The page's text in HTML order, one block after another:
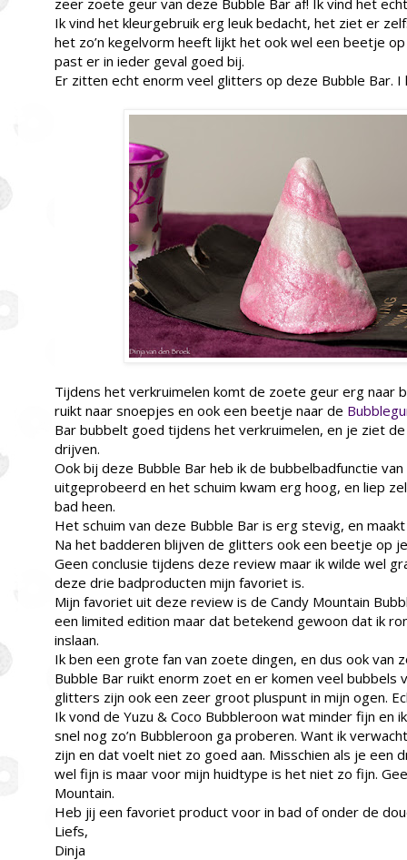
zeer zoete geur van deze Bubble Bar af! Ik vind het
Ik vind het kleurgebruik erg leuk bedacht, het ziet er
het zo’n kegelvorm heeft lijkt het ook wel een beetje
past er in ieder geval goed bij.
Er zitten echt enorm veel glitters op deze Bubble Bar. I
Tijdens het verkruimelen komt de zoete geur erg naar
ruikt naar snoepjes en ook een beetje naar de
Bar bubbelt goed tijdens het verkruimelen, en je ziet
drijven.
Ook bij deze Bubble Bar heb ik de bubbelbadfunctie
uitgeprobeerd en het schuim kwam erg hoog, en liep
bad heen.
Het schuim van deze Bubble Bar is erg stevig, en
Na het badderen blijven de glitters ook een beetje op
Geen conclusie tijdens deze review maar ik wilde wel
deze drie badproducten mijn favoriet is.
Mijn favoriet uit deze review is de Candy Mountain
een limited edition maar dat betekend gewoon dat ik
inslaan.
Ik ben een grote fan van zoete dingen, en dus ook van
Bubble Bar ruikt enorm zoet en er komen veel bubbels
glitters zijn ook een zeer groot pluspunt in mijn ogen.
Ik vond de Yuzu & Coco Bubbleroon wat minder fijn en
snel nog zo’n Bubbleroon ga proberen. Want ik
zijn en dat voelt niet zo goed aan. Misschien als je een
wel fijn is maar voor mijn huidtype is het niet zo fijn.
Mountain.
Heb jij een favoriet product voor in bad of onder de
Liefs,
Dinja